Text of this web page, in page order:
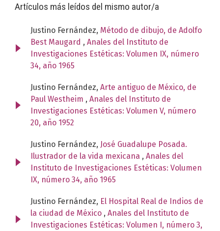
Artículos más leídos del mismo autor/a
Justino Fernández, Método de dibujo, de Adolfo
Best Maugard , Anales del Instituto de
Investigaciones Estéticas: Volumen IX, número
34, año 1965
Justino Fernández, Arte antiguo de México, de
Paul Westheim , Anales del Instituto de
Investigaciones Estéticas: Volumen V, número
20, año 1952
Justino Fernández, José Guadalupe Posada.
Ilustrador de la vida mexicana , Anales del
Instituto de Investigaciones Estéticas: Volumen
IX, número 34, año 1965
Justino Fernández, El Hospital Real de Indios de
la ciudad de México , Anales del Instituto de
Investigaciones Estéticas: Volumen I, número 3,